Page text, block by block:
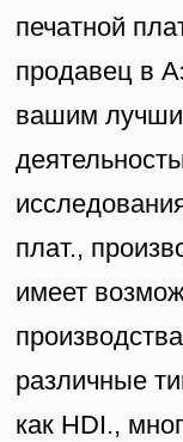
печатной
продавец в
вашим
плат.,
имеет
различные
как HDI.,